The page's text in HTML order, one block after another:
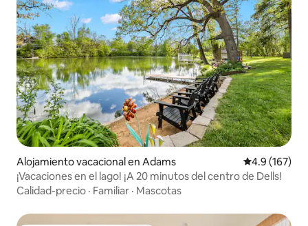
Alojamiento vacacional en Adams Calificación
4.9 (167)
¡Vacaciones en el lago! ¡A 20 minutos del centro de Dells!
Calidad-precio · Familiar · Mascotas